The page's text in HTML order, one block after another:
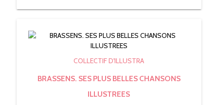
COLLECTIF D'ILLUSTRA
BRASSENS. SES PLUS BELLES CHANSONS
ILLUSTREES